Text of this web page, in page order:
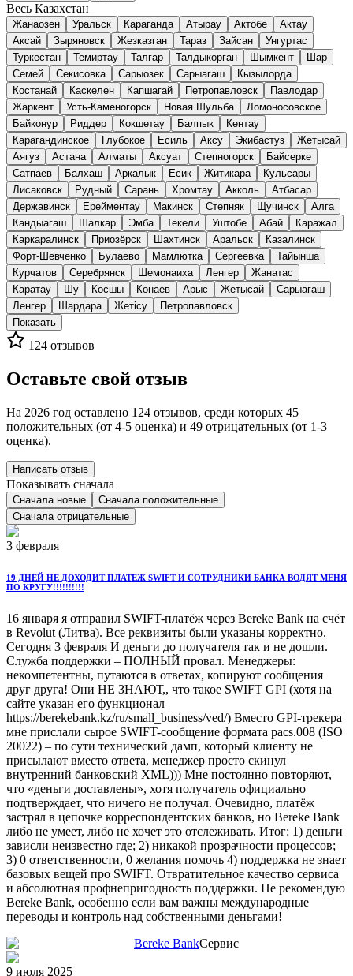
Весь Казахстан
Жанаозен Уральск Караганда Атырау Актобе
Актау
Аксай
Зыряновск Жезказган Тараз Зайсан
Унгуртас
Туркестан
Темиртау Талгар Талдыкорган Шымкент
Шар
Семей
Секисовка Сарыозек Сарыагаш
Кызылорда
Костанай
Каскелен Капшагай Петропавловск
Павлодар
Жаркент
Усть-Каменогорск Новая Шульба
Ломоносовское
Байконур
Риддер Кокшетау Балпык
Кентау
Карагандинское
Глубокое Есиль Аксу Экибастуз
Жетысай
Аягуз
Астана Алматы Аксуат Степногорск
Байсерке
Сатпаев
Балхаш Аркалык Есик Житикара
Кульсары
Лисаковск
Рудный Сарань Хромтау Акколь
Атбасар
Державинск
Ерейментау Макинск Степняк Щучинск
Алга
Кандыагаш
Шалкар Эмба Текели Уштобе Абай
Каражал
Каркаралинск
Приозёрск Шахтинск Аральск
Казалинск
Форт-Шевченко
Булаево Мамлютка Сергеевка
Тайынша
Курчатов
Серебрянск Шемонаиха Ленгер
Жанатас
Каратау
Шу Косшы Конаев Арыс Жетысай
Сарыагаш
Ленгер
Шардара Жетісу
Петропавловск
Показать
124 отзывов
Оставьте свой отзыв
На 2026 год оставлено 124 отзывов, среди которых 45
положительных (от 4-5 оценка) и 49 отрицательных (от 1-3
оценка).
Написать отзыв
Показывать сначала
Сначала новые
Сначала положительные
Сначала отрицательные
3 февраля
19 ДНЕЙ НЕ ДОХОДИТ ПЛАТЕЖ SWIFT И СОТРУДНИКИ БАНКА ВОДЯТ МЕНЯ
ПО КРУГУ!!!!!!!!!!
16 января я отправил SWIFT-платёж через Bereke Bank на счёт
в Revolut (Литва). Все реквизиты были указаны корректно.
Сегодня 3 февраля И деньги до получателя так и не дошли.
Служба поддержки – ПОЛНЫЙ провал. Менеджеры:
некомпетентны, путаются в ответах, копируют сообщения
друг друга! Они НЕ ЗНАЮТ,, что такое SWIFT GPI (хотя на
сайте указан его функционал
https://berekebank.kz/ru/small_business/ved/) Вместо GPI-трекера
мне прислали сырое SWIFT-сообщение формата pacs.008 (ISO
20022) – по сути технический дамп, который клиенту не
присылают вместо ответа, менеджер просто скинул
внутренний банковский XML))) Мне постоянно повторяют,
что «деньги доставлены», хотя получатель официально
подтверждает, что ничего не получал. Очевидно, платёж
застрял в цепочке корреспондентских банков, но Bereke Bank
либо не умеет, либо не хочет это отслеживать. Итог: 1) деньги
зависли неизвестно где; 2) никакой прозрачности процессов;
3) 0 ответственности, 0 желания помочь 4) поддержка не знает
базовых вещей про SWIFT. Отвратительное качество сервиса
и абсолютная профнепригодность поддержки. Не рекомендую
Bereke Bank, особенно если вам важны международные
переводы и контроль над собственными деньгами!
Bereke BankСервис
9 июля 2025